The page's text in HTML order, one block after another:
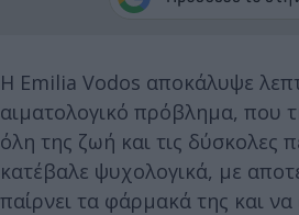
Η Emilia Vodos αποκάλυψε
αιματολογικό πρόβλημα, που
όλη της ζωή και τις δύσκολες
κατέβαλε ψυχολογικά, με
παίρνει τα φάρμακά της και να